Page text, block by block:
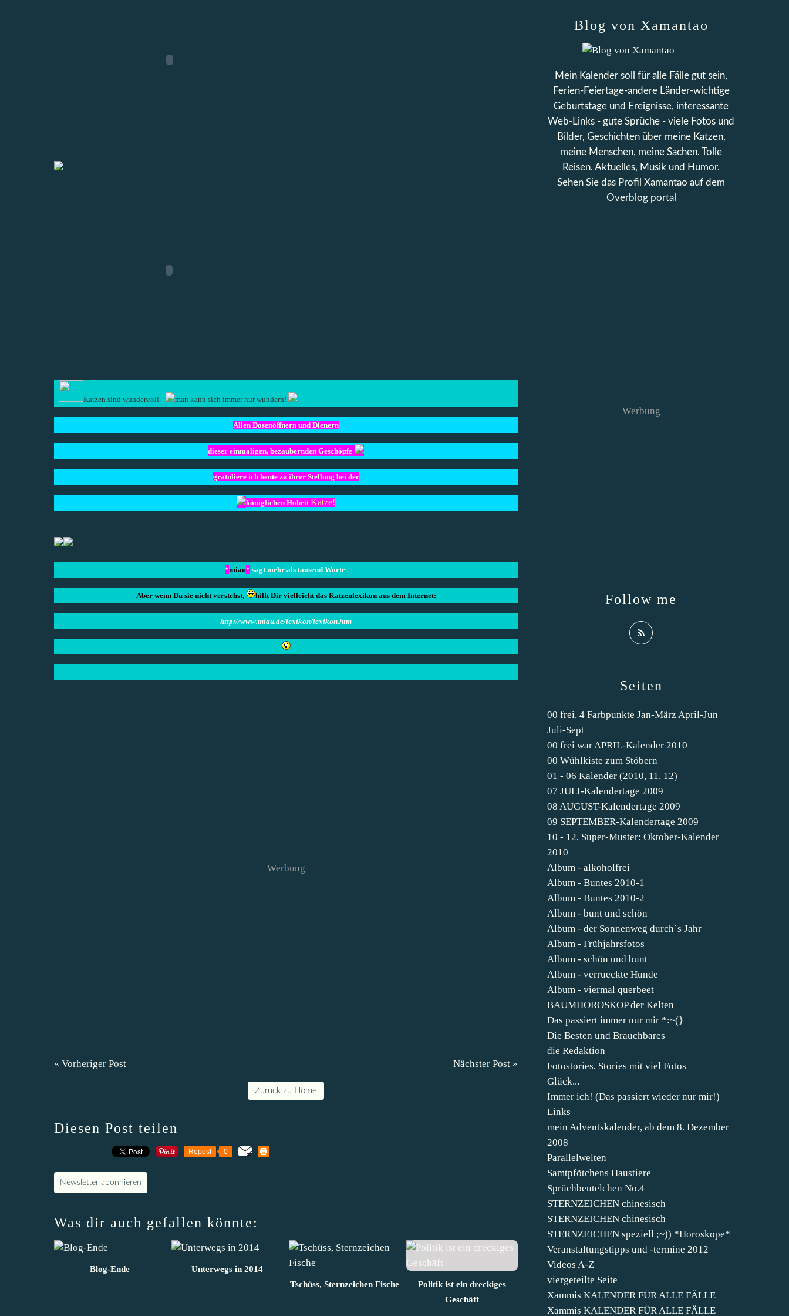
Katzen sind wundervoll - man kann sich immer nur wundern!
Allen Dosenöffnern und Dienern
dieser einmaligen, bezaubernden Geschöpfe
gratuliere ich heute zu ihrer Stellung bei der
königlichen Hoheit Katze!
*miau* sagt mehr als tausend Worte
Aber wenn Du sie nicht verstehst, hilft Dir vielleicht das Katzenlexikon aus dem Internet:
http://www.miau.de/lexikon/lexikon.htm
Werbung
« Vorheriger Post Nächster Post »
Zurück zu Home
Diesen Post teilen
Repost 0
Newsletter abonnieren
Was dir auch gefallen könnte:
Blog-Ende
Unterwegs in 2014
Tschüss, Sternzeichen Fische
Politik ist ein dreckiges
Geschäft
Seiten
00 frei, 4 Farbpunkte Jan-März April-Jun
Juli-Sept
00 frei war APRIL-Kalender 2010
00 Wühlkiste zum Stöbern
01 - 06 Kalender (2010, 11, 12)
07 JULI-Kalendertage 2009
08 AUGUST-Kalendertage 2009
09 SEPTEMBER-Kalendertage 2009
10 - 12, Super-Muster: Oktober-Kalender
2010
Album - alkoholfrei
Album - Buntes 2010-1
Album - Buntes 2010-2
Album - bunt und schön
Album - der Sonnenweg durch´s Jahr
Album - Frühjahrsfotos
Album - schön und bunt
Album - verrueckte Hunde
Album - viermal querbeet
BAUMHOROSKOP der Kelten
Das passiert immer nur mir *:~(}
Die Besten und Brauchbares
die Redaktion
Fotostories, Stories mit viel Fotos
Glück...
Immer ich! (Das passiert wieder nur mir!)
Links
mein Adventskalender, ab dem 8. Dezember
2008
Parallelwelten
Samtpfötchens Haustiere
Sprüchbeutelchen No.4
STERNZEICHEN chinesisch
STERNZEICHEN chinesisch
STERNZEICHEN speziell ;~)) *Horoskope*
Veranstaltungstipps und -termine 2012
Videos A-Z
viergeteilte Seite
Xammis KALENDER FÜR ALLE FÄLLE
Xammis KALENDER FÜR ALLE FÄLLE
Blog von Xamantao
Mein Kalender soll für alle Fälle gut sein,
Ferien-Feiertage-andere Länder-wichtige
Geburtstage und Ereignisse, interessante
Web-Links - gute Sprüche - viele Fotos und
Bilder, Geschichten über meine Katzen,
meine Menschen, meine Sachen. Tolle
Reisen. Aktuelles, Musik und Humor.
Sehen Sie das Profil Xamantao auf dem
Overblog portal
Follow me
Werbung